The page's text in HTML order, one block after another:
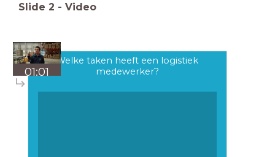
Slide 2 - Video
01:01
Welke taken heeft een logistiek
medewerker?